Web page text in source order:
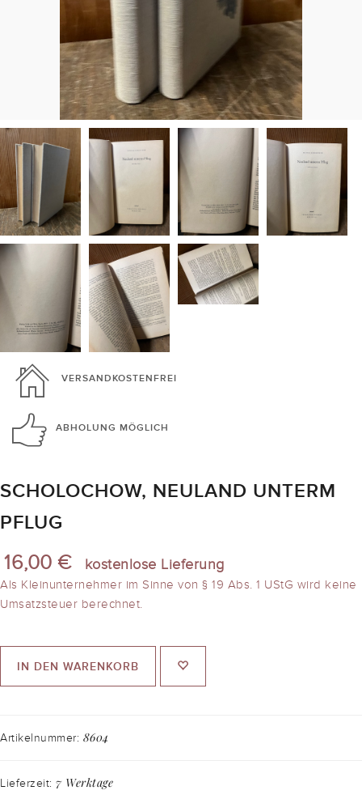
VERSANDKOSTENFREI
ABHOLUNG MÖGLICH
SCHOLOCHOW, NEULAND UNTERM
PFLUG
16,00 € kostenlose Lieferung
Als Kleinunternehmer im Sinne von § 19 Abs. 1 UStG wird keine
Umsatzsteuer berechnet.
IN DEN WARENKORB
Artikelnummer: 8604
Lieferzeit: 7 Werktage